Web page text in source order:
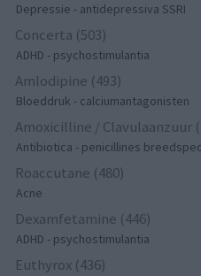
Depressie - antidepressiva SSRI
Concerta (503)
ADHD - psychostimulantia
Amlodipine (493)
Bloeddruk - calciumantagonisten
Amoxicilline / Clavulaanzuur
Antibiotica - penicillines
Roaccutane (480)
Acne
Dexamfetamine (446)
ADHD - psychostimulantia
Euthyrox (436)